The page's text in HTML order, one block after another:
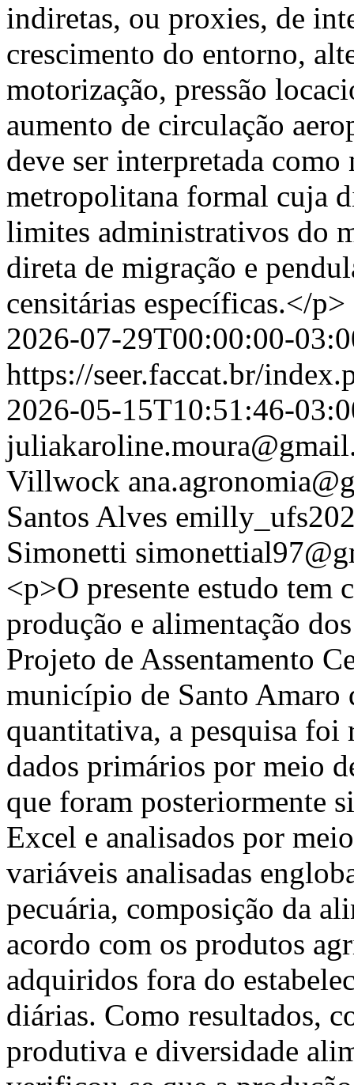
indiretas, ou proxies, de
crescimento do entorno,
motorização, pressão
aumento de circulação
deve ser interpretada
metropolitana formal cuja
limites administrativos do
direta de migração e
censitárias específicas.</p>
2026-07-29T00:00:00-
https://seer.faccat.br/
2026-05-15T10:51:46-
Villwock
Santos Alves
Simonetti
<p>O presente estudo tem
produção e alimentação
Projeto de Assentamento
município de Santo Amaro
quantitativa, a pesquisa foi
dados primários por meio
que foram posteriormente
Excel e analisados por
variáveis analisadas
pecuária, composição da
acordo com os produtos
adquiridos fora do
diárias. Como resultados,
produtiva e diversidade